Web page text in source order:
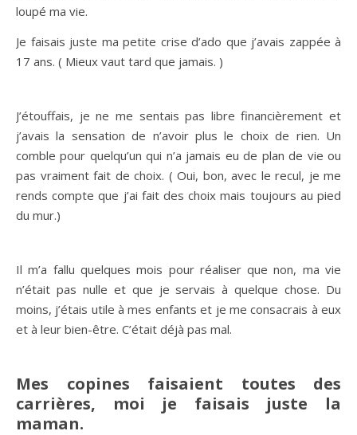
loupé ma vie.
Je faisais juste ma petite crise d’ado que j’avais zappée à
17 ans. ( Mieux vaut tard que jamais. )
J’étouffais, je ne me sentais pas libre financièrement et
j’avais la sensation de n’avoir plus le choix de rien. Un
comble pour quelqu’un qui n’a jamais eu de plan de vie ou
pas vraiment fait de choix. ( Oui, bon, avec le recul, je me
rends compte que j’ai fait des choix mais toujours au pied
du mur.)
Il m’a fallu quelques mois pour réaliser que non, ma vie
n’était pas nulle et que je servais à quelque chose. Du
moins, j’étais utile à mes enfants et je me consacrais à eux
et à leur bien-être. C’était déjà pas mal.
Mes copines faisaient toutes des
carrières, moi je faisais juste la
maman.